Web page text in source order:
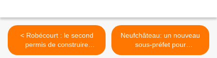
< Robécourt : le second
permis de construire
déposé par VS a été refusé
Neufchâteau: un nouveau
sous-préfet pour
l'arrondissement (Vosges